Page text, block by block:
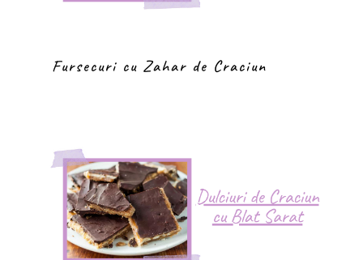
Fursecuri cu Zahar de Craciun